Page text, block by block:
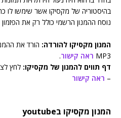
בהיסטוריה של מקסיקו אשר שימשו לו
נוסח ההמנון הרשמי כולל רק את הפזמון ובתים 1,
המנון מקסיקו להורדה: הורד את
MP3 ראה קישור.
דף תווים להמנון של מקסיקו: לחץ
– ראה קישור
המנון מקסיקו בyoutube